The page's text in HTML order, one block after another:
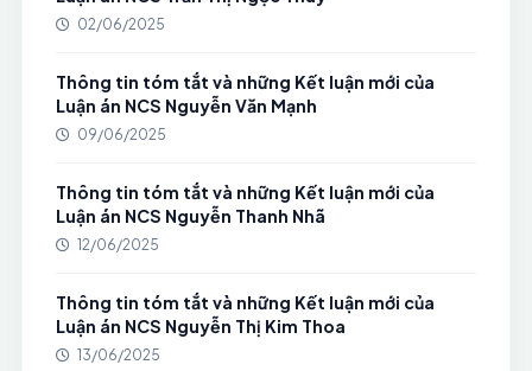
02/06/2025
Thông tin tóm tắt và những Kết luận mới của
Luận án NCS Nguyễn Văn Mạnh
09/06/2025
Thông tin tóm tắt và những Kết luận mới của
Luận án NCS Nguyễn Thanh Nhã
12/06/2025
Thông tin tóm tắt và những Kết luận mới của
Luận án NCS Nguyễn Thị Kim Thoa
13/06/2025